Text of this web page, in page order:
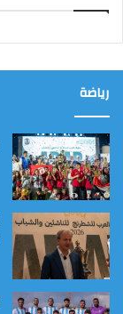
رياضة